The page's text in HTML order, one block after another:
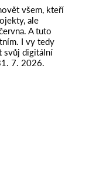
všem, kteří
ale
A tuto
I vy tedy
svůj digitální
7. 2026.